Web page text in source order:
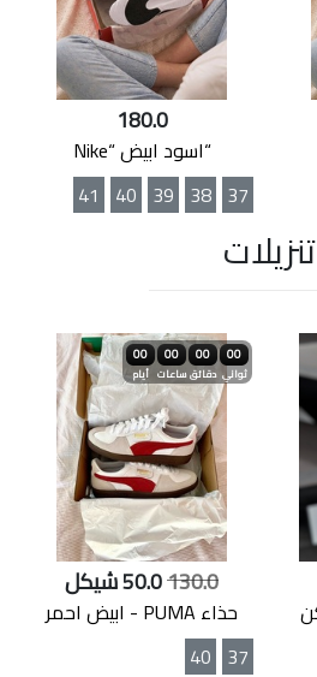
180.0
“اسود ابيض “Nike
37
38
39
40
41
تنزيلات
00
أيام
00
ساعات
00
دقائق
00
ثواني
130.0
حذاء PUMA - ابيض احمر
37
40